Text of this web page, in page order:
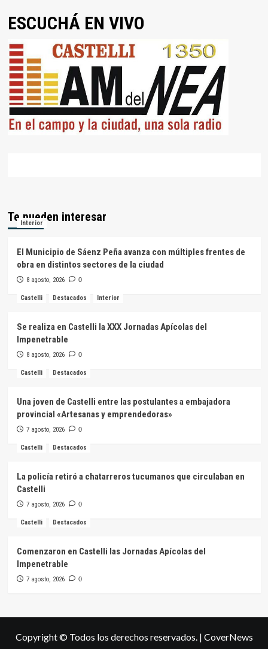
ESCUCHÁ EN VIVO
Te pueden interesar
Interior
El Municipio de Sáenz Peña avanza con múltiples frentes de
obra en distintos sectores de la ciudad
8 agosto, 2026 0
Castelli Destacados Interior
Se realiza en Castelli la XXX Jornadas Apícolas del
Impenetrable
8 agosto, 2026 0
Castelli Destacados
Una joven de Castelli entre las postulantes a embajadora
provincial «Artesanas y emprendedoras»
7 agosto, 2026 0
Castelli Destacados
La policía retiró a chatarreros tucumanos que circulaban en
Castelli
7 agosto, 2026 0
Castelli Destacados
Comenzaron en Castelli las Jornadas Apícolas del
Impenetrable
7 agosto, 2026 0
Copyright © Todos los derechos reservados. | CoverNews